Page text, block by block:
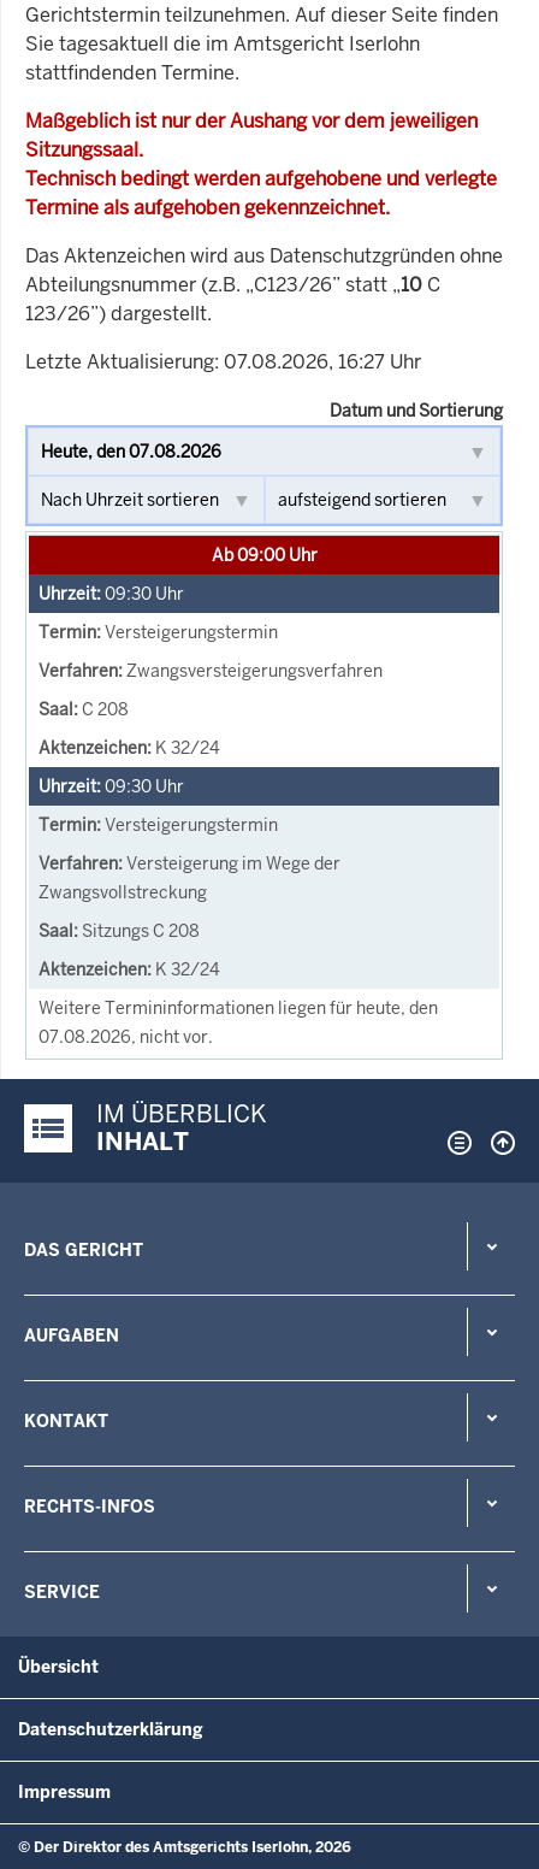
Gerichtstermin teilzunehmen. Auf dieser Seite finden
Sie tagesaktuell die im Amtsgericht Iserlohn
stattfindenden Termine.
Maßgeblich ist nur der Aushang vor dem jeweiligen
Sitzungssaal.
Technisch bedingt werden aufgehobene und verlegte
Termine als aufgehoben gekennzeichnet.
Das Aktenzeichen wird aus Datenschutzgründen ohne
Abteilungsnummer (z.B. „C123/26” statt „10 C
123/26”) dargestellt.
Letzte Aktualisierung: 07.08.2026, 16:27 Uhr
Datum und Sortierung
Ab 09:00 Uhr
09:30 Uhr
Versteigerungstermin
Zwangsversteigerungsverfahren
C 208
K 32/24
09:30 Uhr
Versteigerungstermin
Versteigerung im Wege der
Zwangsvollstreckung
Sitzungs C 208
K 32/24
Weitere Termininformationen liegen für heute, den
07.08.2026, nicht vor.
Justiz-Portal im Überblick:
IM ÜBERBLICK
INHALT
DAS GERICHT
AUFGABEN
KONTAKT
RECHTS-INFOS
SERVICE
Übersicht
Datenschutzerklärung
Impressum
© Der Direktor des Amtsgerichts Iserlohn, 2026